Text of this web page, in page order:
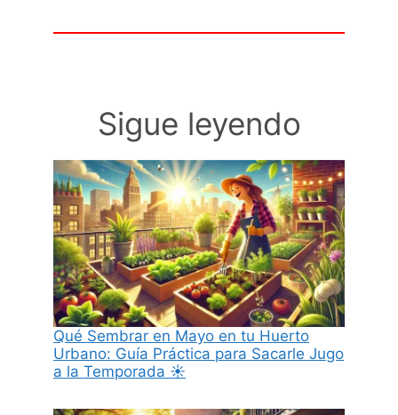
Sigue leyendo
Qué Sembrar en Mayo en tu Huerto
Urbano: Guía Práctica para Sacarle Jugo
a la Temporada ☀️